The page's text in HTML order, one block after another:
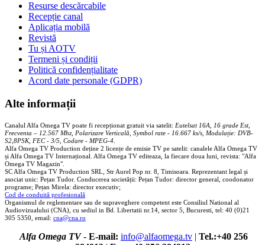
Resurse descărcabile
Recepție canal
Aplicația mobilă
Revistă
Tu și AOTV
Termeni și condiții
Politică confidențialitate
Acord date personale (GDPR)
Alte informații
Canalul Alfa Omega TV poate fi recepționat gratuit via satelit: Eutelsat 16A, 16 grade Est,
Frecventa – 12.567 Mhz, Polarizare Verticală, Symbol rate - 16.667 ks/s, Modulație: DVB-
S2,8PSK, FEC - 3/5, Codare - MPEG-4
Alfa Omega TV Production deține 2 licențe de emisie TV pe satelit: canalele Alfa Omega TV
și Alfa Omega TV Internațional. Alfa Omega TV editeaza, la fiecare doua luni, revista: "Alfa
Omega TV Magazin".
SC Alfa Omega TV Production SRL, Str Aurel Pop nr. 8, Timisoara. Reprezentant legal și
asociat unic: Pețan Tudor. Conducerea societății: Pețan Tudor: director general, coodonator
programe; Pețan Mirela: director executiv;
Cod de conduită profesională
Organismul de reglementare sau de supraveghere competent este Consiliul National al
Audiovizualului (CNA), cu sediul in Bd. Libertatii nr.14, sector 5, Bucuresti, tel: 40 (0)21
305 5350, email: cna@cna.ro
Alfa Omega TV- E-mail: info@alfaomega.tv | Tel.:+40 256